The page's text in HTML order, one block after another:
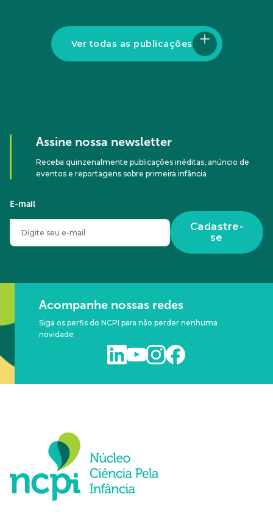
Ver todas as publicações
Assine nossa newsletter
Receba quinzenalmente publicações inéditas, anúncio de
eventos e reportagens sobre primeira infância
E-mail
Cadastre-
se
Acompanhe nossas redes
Siga os perfis do NCPI para não perder nenhuma
novidade